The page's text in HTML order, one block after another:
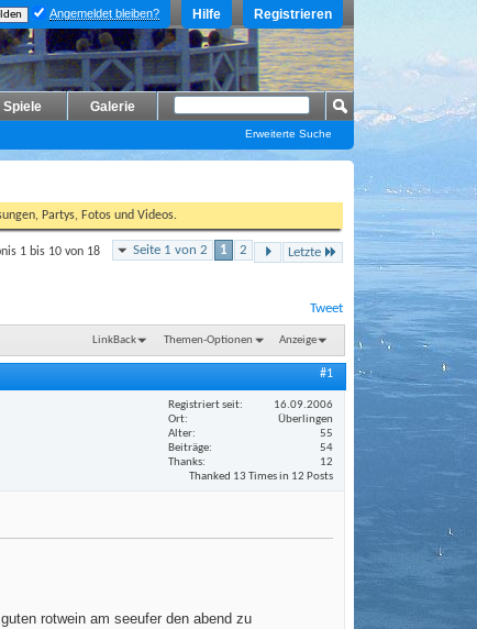
Registrieren
Hilfe
Angemeldet bleiben?
Spiele Galerie
Erweiterte Suche
Partys, Fotos und Videos.
Seite 1 von 2 1 2 Letzte
1 bis 10 von 18
Tweet
LinkBack Themen-Optionen Anzeige
#1
Registriert seit
16.09.2006
Ort
Überlingen
Alter
55
Beiträge
54
Thanks
12
Thanked 13 Times in 12 Posts
rotwein am seeufer den abend zu